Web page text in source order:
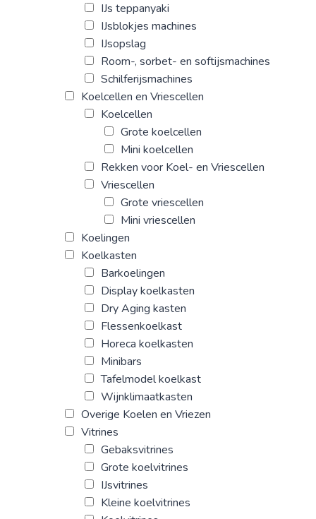
IJs teppanyaki
IJsblokjes machines
IJsopslag
Room-, sorbet- en softijsmachines
Schilferijsmachines
Koelcellen en Vriescellen
Koelcellen
Grote koelcellen
Mini koelcellen
Rekken voor Koel- en Vriescellen
Vriescellen
Grote vriescellen
Mini vriescellen
Koelingen
Koelkasten
Barkoelingen
Display koelkasten
Dry Aging kasten
Flessenkoelkast
Horeca koelkasten
Minibars
Tafelmodel koelkast
Wijnklimaatkasten
Overige Koelen en Vriezen
Vitrines
Gebaksvitrines
Grote koelvitrines
IJsvitrines
Kleine koelvitrines